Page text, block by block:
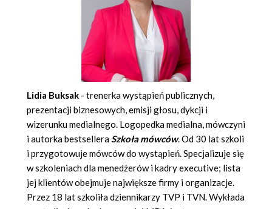
Lidia Buksak - trenerka wystąpień publicznych,
prezentacji biznesowych, emisji głosu, dykcji i
wizerunku medialnego. Logopedka medialna, mówczyni
i autorka bestselleraSzkoła mówców. Od 30 lat szkoli
i przygotowuje mówców do wystąpień. Specjalizuje się
w szkoleniach dla menedżerów i kadry executive; lista
jej klientów obejmuje największe firmy i organizacje.
Przez 18 lat szkoliła dziennikarzy TVP i TVN. Wykłada